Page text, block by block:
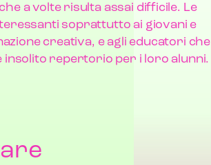
a volte risulta assai difficile. Le
soprattutto ai giovani e
creativa, e agli educatori che
insolito repertorio per i loro alunni.